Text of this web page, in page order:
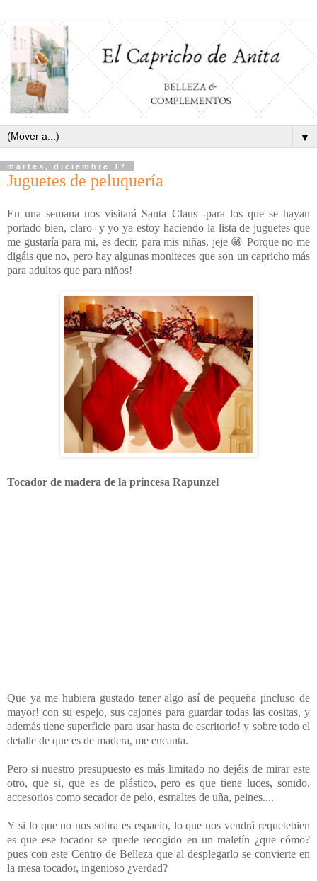
▼
martes, diciembre 17
Juguetes de peluquería
En una semana nos visitará Santa Claus -para los que se hayan
portado bien, claro- y yo ya estoy haciendo la lista de juguetes que
me gustaría para mi, es decir, para mis niñas, jeje 😁 Porque no me
digáis que no, pero hay algunas moniteces que son un capricho más
para adultos que para niños!
Tocador de madera de la princesa Rapunzel
Que ya me hubiera gustado tener algo así de pequeña ¡incluso de
mayor! con su espejo, sus cajones para guardar todas las cositas, y
además tiene superficie para usar hasta de escritorio! y sobre todo el
detalle de que es de madera, me encanta.
Pero si nuestro presupuesto es más limitado no dejéis de mirar este
otro, que si, que es de plástico, pero es que tiene luces, sonido,
accesorios como secador de pelo, esmaltes de uña, peines....
Y si lo que no nos sobra es espacio, lo que nos vendrá requetebien
es que ese tocador se quede recogido en un maletín ¿que cómo?
pues con este Centro de Belleza que al desplegarlo se convierte en
la mesa tocador, ingenioso ¿verdad?